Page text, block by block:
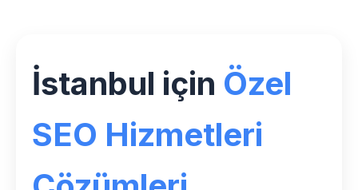
İstanbul için Özel
SEO Hizmetleri